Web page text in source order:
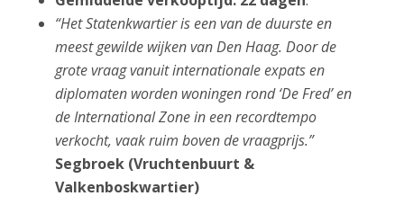
“Het Statenkwartier is een van de duurste en
meest gewilde wijken van Den Haag. Door de
grote vraag vanuit internationale expats en
diplomaten worden woningen rond ‘De Fred’ en
de International Zone in een recordtempo
verkocht, vaak ruim boven de vraagprijs.”
Segbroek (Vruchtenbuurt &
Valkenboskwartier)